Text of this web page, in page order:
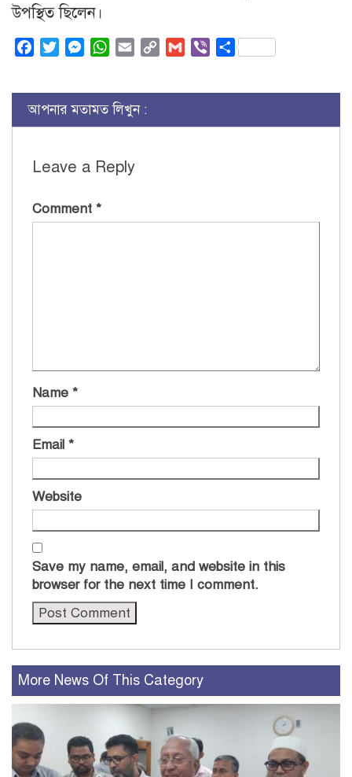
উপস্থিত ছিলেন।
FacebookTwitterMessenger
WhatsApp
Email
Copy
Gmail ViberShare
আপনার মতামত লিখুন :
Leave a Reply
Comment *
Name *
Email *
Website
Save my name, email, and website in this
browser for the next time I comment.
More News Of This Category